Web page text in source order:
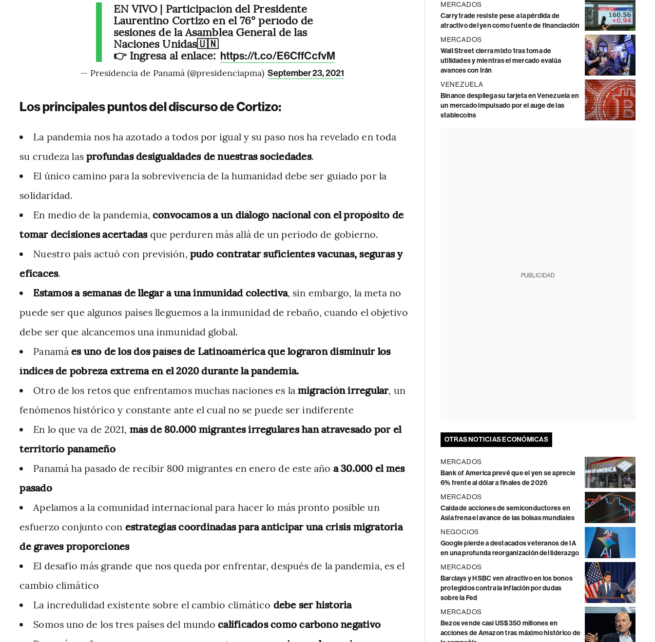
EN VIVO | Participación del Presidente
Laurentino Cortizo en el 76° período de
sesiones de la Asamblea General de las
Naciones Unidas🇺🇳
👉 Ingresa al enlace: https://t.co/E6CffCcfvM
— Presidencia de Panamá (@presidenciapma) September 23, 2021
Los principales puntos del discurso de Cortizo:
La pandemia nos ha azotado a todos por igual y su paso nos ha revelado en toda
su crudeza lasprofundas desigualdades de nuestras sociedades.
El único camino para la sobrevivencia de la humanidad debe ser guiado por la
solidaridad.
En medio de la pandemia, convocamos a un diálogo nacional con el propósito de
tomar decisiones acertadasque perduren más allá de un periodo de gobierno.
Nuestro país actuó con previsión, pudo contratar suficientes vacunas, seguras y
eficaces.
Estamos a semanas de llegar a una inmunidad colectiva, sin embargo, la meta no
puede ser que algunos países lleguemos a la inmunidad de rebaño, cuando el objetivo
debe ser que alcancemos una inmunidad global.
Panamáes uno de los dos países de Latinoamérica que lograron disminuir los
índices de pobreza extrema en el 2020 durante la pandemia.
Otro de los retos que enfrentamos muchas naciones es la migración irregular, un
fenómenos histórico y constante ante el cual no se puede ser indiferente
En lo que va de 2021, más de 80.000 migrantes irregulares han atravesado por el
territorio panameño
Panamá ha pasado de recibir 800 migrantes en enero de este año a 30.000 el mes
pasado
Apelamos a la comunidad internacional para hacer lo más pronto posible un
esfuerzo conjunto con estrategias coordinadas para anticipar una crisis migratoria
de graves proporciones
El desafío más grande que nos queda por enfrentar, después de la pandemia, es el
cambio climático
La incredulidad existente sobre el cambio climático debe ser historia
Somos uno de los tres países del mundocalificados como carbono negativo
MERCADOS
Carry trade resiste pese a la pérdida de
atractivo del yen como fuente de financiación
MERCADOS
Wall Street cierra mixto tras toma de
utilidades y mientras el mercado evalúa
avances con Irán
VENEZUELA
Binance despliega su tarjeta en Venezuela en
un mercado impulsado por el auge de las
stablecoins
PUBLICIDAD
OTRAS NOTICIAS ECONÓMICAS
MERCADOS
Bank of America prevé que el yen se aprecie
6% frente al dólar a finales de 2026
MERCADOS
Caída de acciones de semiconductores en
Asia frena el avance de las bolsas mundiales
NEGOCIOS
Google pierde a destacados veteranos de IA
en una profunda reorganización del liderazgo
MERCADOS
Barclays y HSBC ven atractivo en los bonos
protegidos contra la inflación por dudas
sobre la Fed
MERCADOS
Bezos vende casi US$350 millones en
acciones de Amazon tras máximo histórico de